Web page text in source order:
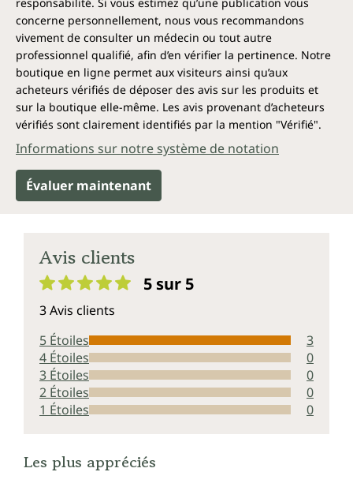
responsabilité. Si vous estimez qu’une publication vous
concerne personnellement, nous vous recommandons
vivement de consulter un médecin ou tout autre
professionnel qualifié, afin d’en vérifier la pertinence. Notre
boutique en ligne permet aux visiteurs ainsi qu’aux
acheteurs vérifiés de déposer des avis sur les produits et
sur la boutique elle-même. Les avis provenant d’acheteurs
vérifiés sont clairement identifiés par la mention "Vérifié".
Informations sur notre système de notation
Évaluer maintenant
Avis clients
5 sur 5
3 Avis clients
5 Étoiles
3
4 Étoiles
0
3 Étoiles
0
2 Étoiles
0
1 Étoiles
0
Les plus appréciés